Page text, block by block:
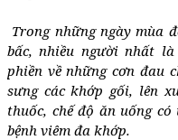
Trong những ngày mùa
bấc, nhiều người nhất
phiền về những cơn đau
sưng các khớp gối, lên
thuốc, chế độ ăn uống
bệnh viêm đa khớp.